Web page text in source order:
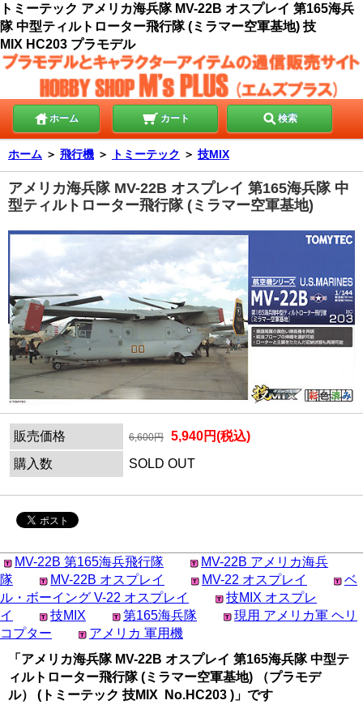
トミーテック アメリカ海兵隊 MV-22B オスプレイ 第165海兵
隊 中型ティルトローター飛行隊 (ミラマー空軍基地) 技
MIX HC203 プラモデル
ホーム カート 検索
ホーム ＞ 飛行機 ＞ トミーテック ＞ 技MIX
アメリカ海兵隊 MV-22B オスプレイ 第165海兵隊 中
型ティルトローター飛行隊 (ミラマー空軍基地)
販売価格 6,600円
5,940円(税込)
購入数
SOLD OUT
MV-22B 第165海兵飛行隊
MV-22B アメリカ海兵
隊
MV-22B オスプレイ MV-22 オスプレイ
ベ
ル・ボーイング V-22 オスプレイ
技MIX オスプレ
イ
技MIX 第165海兵隊
現用 アメリカ軍 ヘリ
コプター
アメリカ 軍用機
「アメリカ海兵隊 MV-22B オスプレイ 第165海兵隊 中型テ
ィルトローター飛行隊 (ミラマー空軍基地) （プラモデ
ル） (トミーテック 技MIX No.HC203 )」です